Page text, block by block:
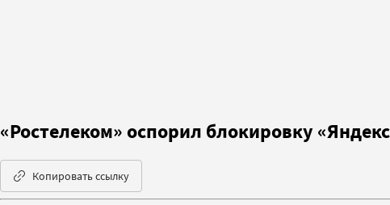
«Ростелеком» оспорил блокировку
Копировать ссылку